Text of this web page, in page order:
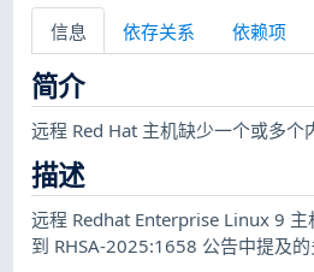
信息 依存关系 依赖项
简介
远程 Red Hat 主机缺少一个或多个
描述
远程 Redhat Enterprise Linux 9
到 RHSA-2025:1658 公告中提及的